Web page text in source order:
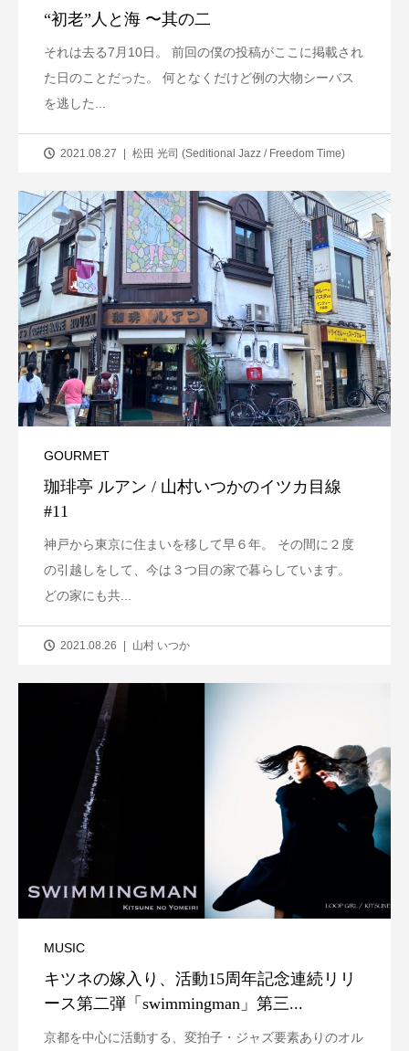
“初老”人と海 〜其の二
それは去る7月10日。 前回の僕の投稿がここに掲載され
た日のことだった。 何となくだけど例の大物シーバス
を逃した...
2021.08.27 松田 光司 (Seditional Jazz / Freedom Time)
GOURMET
珈琲亭 ルアン / 山村いつかのイツカ目線
#11
神戸から東京に住まいを移して早６年。 その間に２度
の引越しをして、今は３つ目の家で暮らしています。
どの家にも共...
2021.08.26 山村 いつか
MUSIC
キツネの嫁入り、活動15周年記念連続リリ
ース第二弾「swimmingman」第三...
京都を中心に活動する、変拍子・ジャズ要素ありのオル